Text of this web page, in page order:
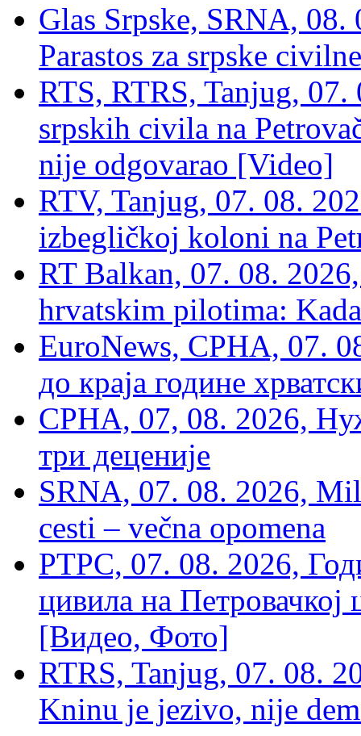
Glas Srpske, SRNA,
Parastos za srpske
RTS, RTRS, Tanjug,
srpskih civila na
nije odgovarao [Video]
RTV, Tanjug, 07. 08.
izbegličkoj koloni na
RT Balkan, 07. 08.
hrvatskim pilotima:
EuroNews, СРНА, 07.
до краја године
СРНА, 07, 08. 2026,
три деценије
SRNA, 07. 08. 2026,
cesti – večna opomena
РТРС, 07. 08. 2026,
цивила на Петровачкој
[Видео, Фото]
RTRS, Tanjug, 07. 08.
Kninu je jezivo, nije